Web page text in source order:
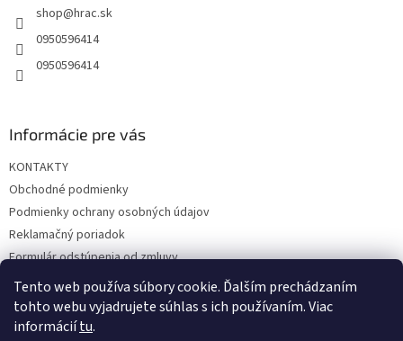
Tento web používa súbory cookie. Ďalším prechádzaním
tohto webu vyjadrujete súhlas s ich používaním. Viac
informáciítu.
shop@hrac.sk
0950596414
0950596414
Informácie pre vás
KONTAKTY
Obchodné podmienky
Podmienky ochrany osobných údajov
Reklamačný poriadok
Formulár odstúpenia od zmluvy
Reklamačný formulár